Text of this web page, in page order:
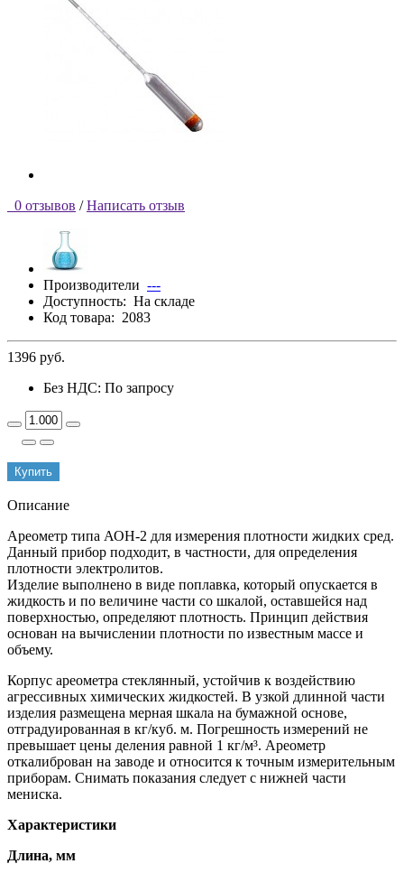
0 отзывов / Написать отзыв
Производители ---
Доступность: На складе
Код товара: 2083
1396 руб.
Без НДС: По запросу
Купить
Описание
Ареометр типа АОН-2 для измерения плотности жидких сред.
Данный прибор подходит, в частности, для определения
плотности электролитов.
Изделие выполнено в виде поплавка, который опускается в
жидкость и по величине части со шкалой, оставшейся над
поверхностью, определяют плотность. Принцип действия
основан на вычислении плотности по известным массе и
объему.
Корпус ареометра стеклянный, устойчив к воздействию
агрессивных химических жидкостей. В узкой длинной части
изделия размещена мерная шкала на бумажной основе,
отградуированная в кг/куб. м. Погрешность измерений не
превышает цены деления равной 1 кг/м³. Ареометр
откалиброван на заводе и относится к точным измерительным
приборам. Снимать показания следует с нижней части
мениска.
Характеристики
Длина, мм